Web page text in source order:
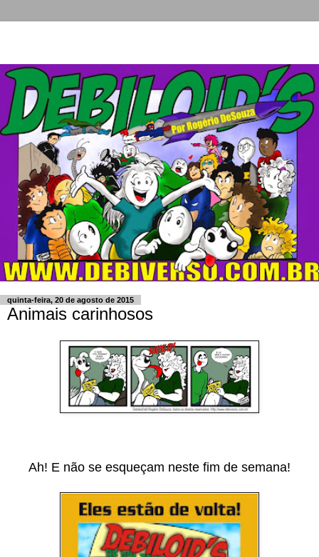
quinta-feira, 20 de agosto de 2015
Animais carinhosos
Ah! E não se esqueçam neste fim de semana!